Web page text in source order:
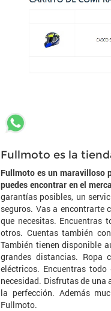
Fullmoto es la
Fullmoto es un maravilloso
puedes encontrar en el
garantías posibles, un
seguros. Vas a encontrarte
que necesitas. Encuentras
otros. Cuentas también
También tienen disponible
grandes distancias. Ropa
eléctricos. Encuentras
necesidad. Disfrutas de
la perfección. Además
Fullmoto.